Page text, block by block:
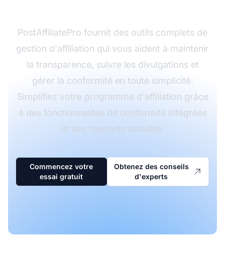
PostAffiliatePro fournit des outils complets de
gestion d'affiliation qui vous aident à maintenir
la transparence, suivre les divulgations et
gérer la conformité en toute simplicité.
Simplifiez votre programme d'affiliation grâce
à des fonctionnalités de conformité intégrées
et des rapports détaillés.
Commencez votre
essai gratuit
Obtenez des conseils
d'experts